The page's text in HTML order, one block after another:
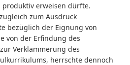
erweisen dürfte.
zum Ausdruck
bezüglich der Eignung von
von der Erfindung des
Verklammerung des
herrschte dennoch